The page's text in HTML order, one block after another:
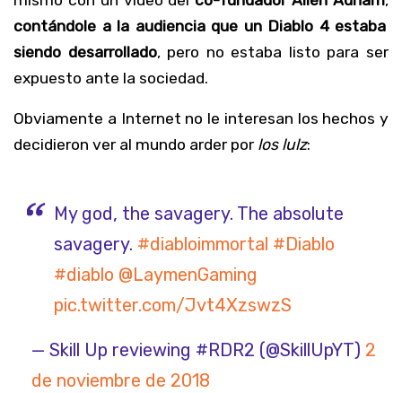
contándole a la audiencia que un Diablo 4 estaba
siendo desarrollado, pero no estaba listo para ser
expuesto ante la sociedad.
Obviamente a Internet no le interesan los hechos y
decidieron ver al mundo arder por los lulz:
My god, the savagery. The absolute
savagery. #diabloimmortal #Diablo
#diablo @LaymenGaming
pic.twitter.com/Jvt4XzswzS
— Skill Up reviewing #RDR2 (@SkillUpYT) 2
de noviembre de 2018